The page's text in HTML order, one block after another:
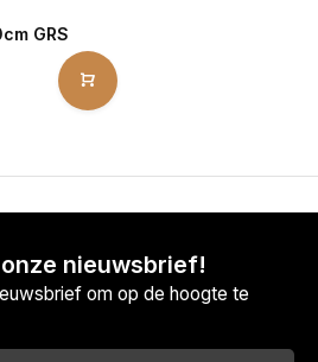
GRS
nieuwsbrief!
om op de hoogte te